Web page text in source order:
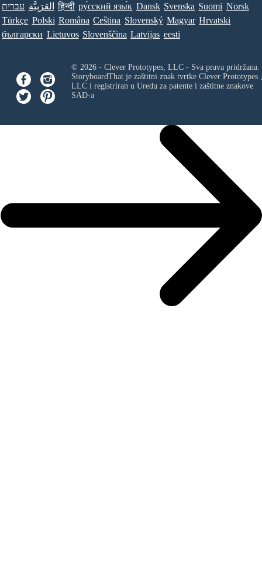
עברית العَرَبِيَّة हिन्दी ру́сский язы́к Dansk Svenska Suomi Norsk
Türkçe Polski Româna Ceština Slovenský Magyar Hrvatski
български Lietuvos Slovenščina Latvijas eesti
© 2026 - Clever Prototypes, LLC - Sva prava pridržana.
StoryboardThat je zaštitni znak tvrtke Clever Prototypes ,
LLCi registriran u Uredu za patente i zaštitne znakove
SAD-a